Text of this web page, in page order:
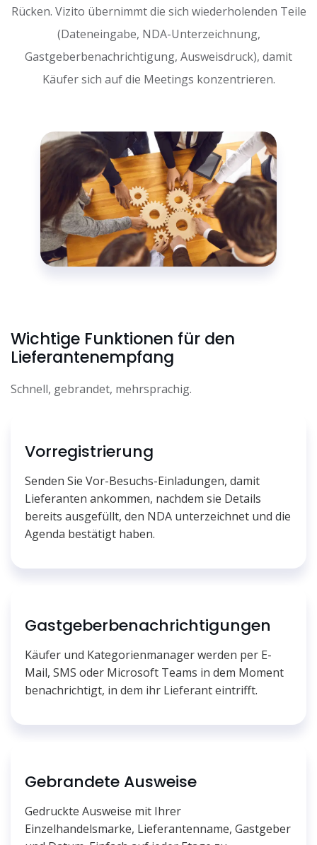
Rücken. Vizito übernimmt die sich wiederholenden Teile
(Dateneingabe, NDA-Unterzeichnung,
Gastgeberbenachrichtigung, Ausweisdruck), damit
Käufer sich auf die Meetings konzentrieren.
Wichtige Funktionen für den
Lieferantenempfang
Schnell, gebrandet, mehrsprachig.
Vorregistrierung
Senden Sie Vor-Besuchs-Einladungen, damit
Lieferanten ankommen, nachdem sie Details
bereits ausgefüllt, den NDA unterzeichnet und die
Agenda bestätigt haben.
Gastgeberbenachrichtigungen
Käufer und Kategorienmanager werden per E-
Mail, SMS oder Microsoft Teams in dem Moment
benachrichtigt, in dem ihr Lieferant eintrifft.
Gebrandete Ausweise
Gedruckte Ausweise mit Ihrer
Einzelhandelsmarke, Lieferantenname, Gastgeber